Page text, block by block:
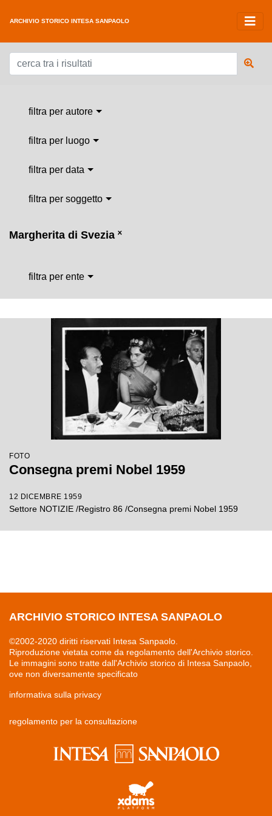
ARCHIVIO STORICO INTESA SANPAOLO
filtra per autore
filtra per luogo
filtra per data
filtra per soggetto
Margherita di Svezia ˟
filtra per ente
FOTO
Consegna premi Nobel 1959
12 DICEMBRE 1959
Settore NOTIZIE /Registro 86 /Consegna premi Nobel 1959
ARCHIVIO STORICO INTESA SANPAOLO
©2002-2020 diritti riservati Intesa Sanpaolo.
Riproduzione vietata come da regolamento dell'Archivio storico.
Le immagini sono tratte dall'Archivio storico di Intesa Sanpaolo,
ove non diversamente specificato
informativa sulla privacy
regolamento per la consultazione